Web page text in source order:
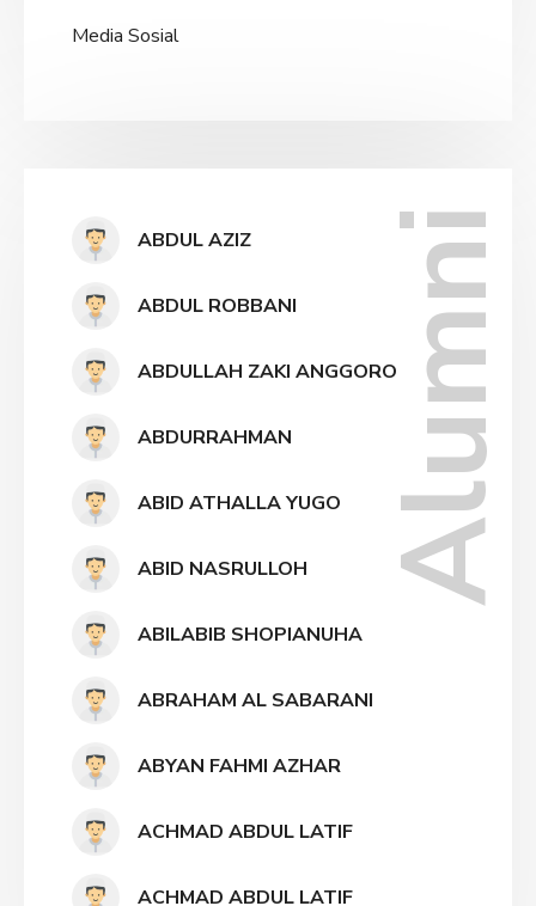
Media Sosial
Alumni
ABDUL AZIZ
ABDUL ROBBANI
ABDULLAH ZAKI ANGGORO
ABDURRAHMAN
ABID ATHALLA YUGO
ABID NASRULLOH
ABILABIB SHOPIANUHA
ABRAHAM AL SABARANI
ABYAN FAHMI AZHAR
ACHMAD ABDUL LATIF
ACHMAD ABDUL LATIF